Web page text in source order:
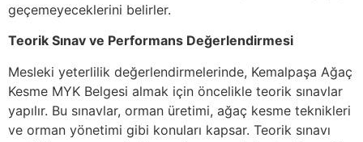
geçemeyeceklerini belirler.
Teorik Sınav ve Performans Değerlendirmesi
Mesleki yeterlilik değerlendirmelerinde, Kemalpaşa Ağaç
Kesme MYK Belgesi almak için öncelikle teorik sınavlar
yapılır. Bu sınavlar, orman üretimi, ağaç kesme teknikleri
ve orman yönetimi gibi konuları kapsar. Teorik sınavı